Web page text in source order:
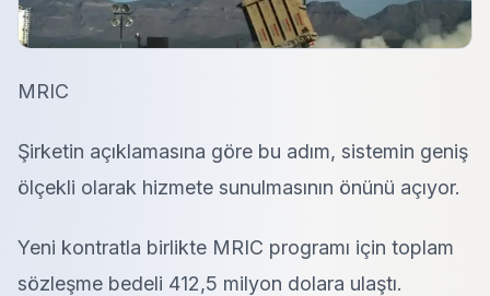
MRIC
Şirketin açıklamasına göre bu adım, sistemin geniş
ölçekli olarak hizmete sunulmasının önünü açıyor.
Yeni kontratla birlikte MRIC programı için toplam
sözleşme bedeli 412,5 milyon dolara ulaştı.